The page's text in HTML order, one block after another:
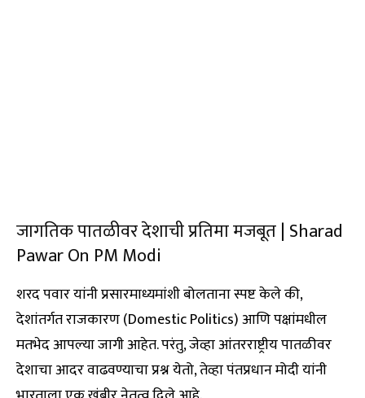
जागतिक पातळीवर देशाची प्रतिमा मजबूत | Sharad
Pawar On PM Modi
शरद पवार यांनी प्रसारमाध्यमांशी बोलताना स्पष्ट केले की,
देशांतर्गत राजकारण (Domestic Politics) आणि पक्षांमधील
मतभेद आपल्या जागी आहेत. परंतु, जेव्हा आंतरराष्ट्रीय पातळीवर
देशाचा आदर वाढवण्याचा प्रश्न येतो, तेव्हा पंतप्रधान मोदी यांनी